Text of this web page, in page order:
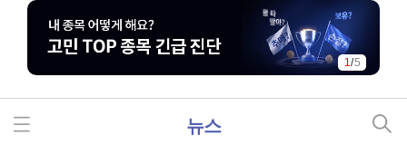
1/5
뉴스